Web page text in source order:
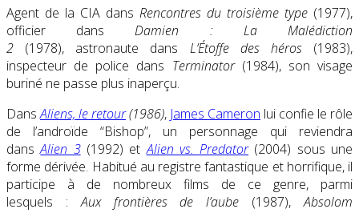
Agent de la CIA dans Rencontres du troisième type (1977),
officier dansDamien : La Malédiction
2 (1978), astronaute dans L’Étoffe des héros(1983),
inspecteur de police dans Terminator(1984), son visage
buriné ne passe plus inaperçu.
DansAliens, le retour(1986), James Cameron lui confie le rôle
de l’androïde “Bishop”, un personnage qui reviendra
dansAlien 3(1992) etAlien vs. Predator(2004) sous une
forme dérivée. Habitué au registre fantastique et horrifique, il
participe à de nombreux films de ce genre, parmi
lesquels :Aux frontières de l’aube (1987),Absolom